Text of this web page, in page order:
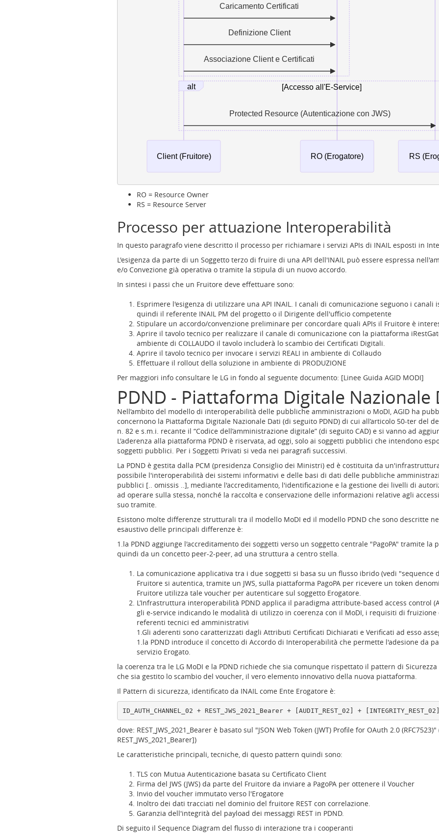
alt [Accesso all'E-Service]
Caricamento Certificati
Definizione Client
Associazione Client e Certificati
Protected Resource (Autenticazione con JWS)
Client (Fruitore) RO (Erogatore) RS
RO = Resource Owner
RS = Resource Server
Processo per attuazione Interoperabilità
In questo paragrafo viene descritto il processo per richiamare i servizi APIs di INAIL esposti in
L'esigenza da parte di un Soggetto terzo di fruire di una API dell'INAIL può essere espressa
e/o Convezione già operativa o tramite la stipula di un nuovo accordo.
In sintesi i passi che un Fruitore deve effettuare sono:
Esprimere l'esigenza di utilizzare una API INAIL. I canali di comunicazione seguono i
quindi il referente INAIL PM del progetto o il Dirigente dell'ufficio competente
Stipulare un accordo/convenzione preliminare per concordare quali APIs il Fruitore è
Aprire il tavolo tecnico per realizzare il canale di comunicazione con la piattaforma
ambiente di COLLAUDO il tavolo includerà lo scambio dei Certificati Digitali.
Aprire il tavolo tecnico per invocare i servizi REALI in ambiente di Collaudo
Effettuare il rollout della soluzione in ambiente di PRODUZIONE
Per maggiori info consultare le LG in fondo al seguente documento: [Linee Guida AGID MODI]
PDND - Piattaforma Digitale Nazionale
Nell’ambito del modello di interoperabilità delle pubbliche amministrazioni o MoDI, AGID ha
concernono la Piattaforma Digitale Nazionale Dati (di seguito PDND) di cui all’articolo 50-ter del
n. 82 e s.m.i. recante il “Codice dell’amministrazione digitale” (di seguito CAD) e si vanno ad
L'aderenza alla piattaforma PDND è riservata, ad oggi, solo ai soggetti pubblici che intendono
soggetti pubblici. Per i Soggetti Privati si veda nei paragrafi successivi.
La PDND è gestita dalla PCM (presidenza Consiglio dei Ministri) ed è costituita da
possibile l'interoperabilità dei sistemi informativi e delle basi di dati delle pubbliche
pubblici [.. omissis ..], mediante l'accreditamento, l'identificazione e la gestione dei livelli di
ad operare sulla stessa, nonché la raccolta e conservazione delle informazioni relative agli
suo tramite.
Esistono molte differenze strutturali tra il modello MoDI ed il modello PDND che sono descritte
esaustivo delle principali differenze è:
1.la PDND aggiunge l'accreditamento dei soggetti verso un soggetto centrale "PagoPA" tramite la
quindi da un concetto peer-2-peer, ad una struttura a centro stella.
La comunicazione applicativa tra i due soggetti si basa su un flusso ibrido (vedi "sequence
Fruitore si autentica, tramite un JWS, sulla piattaforma PagoPA per ricevere un token
Fruitore utilizza tale voucher per autenticare sul soggetto Erogatore.
L’Infrastruttura interoperabilità PDND applica il paradigma attribute-based access control
gli e-service indicando le modalità di utilizzo in coerenza con il MoDI, i requisiti di
referenti tecnici ed amministrativi
1.Gli aderenti sono caratterizzati dagli Attributi Certificati Dichiarati e Verificati ad esso
1.la PDND introduce il concetto di Accordo di Interoperabilità che permette l'adesione da
servizio Erogato.
la coerenza tra le LG MoDI e la PDND richiede che sia comunque rispettato il pattern di
che sia gestito lo scambio del voucher, il vero elemento innovativo della nuova piattaforma.
Il Pattern di sicurezza, identificato da INAIL come Ente Erogatore è:
dove: REST_JWS_2021_Bearer è basato sul "JSON Web Token (JWT) Profile for OAuth 2.0
REST_JWS_2021_Bearer])
Le caratteristiche principali, tecniche, di questo pattern quindi sono:
TLS con Mutua Autenticazione basata su Certificato Client
Firma del JWS (JWS) da parte del Fruitore da inviare a PagoPA per ottenere il Voucher
Invio del voucher immutato verso l'Erogatore
Inoltro dei dati tracciati nel dominio del fruitore REST con correlazione.
Garanzia dell'integrità del payload dei messaggi REST in PDND.
Di seguito il Sequence Diagram del flusso di interazione tra i cooperanti